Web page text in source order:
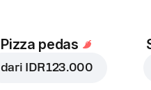
Pizza pedas
dari IDR 123.000